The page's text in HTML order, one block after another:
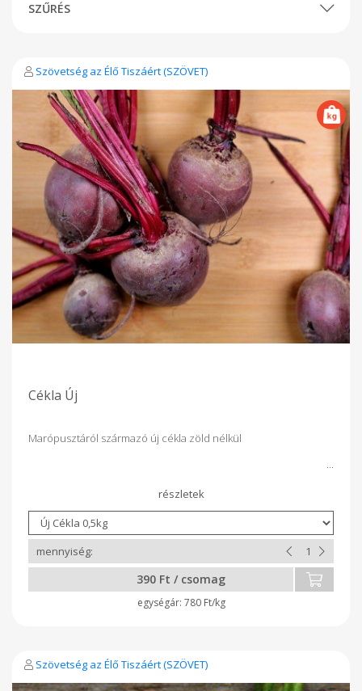
SZŰRÉS
Szövetség az Élő Tiszáért (SZÖVET)
Cékla Új
Marópusztáról származó új cékla zöld nélkül
390 Ft / csomag
780 Ft/kg
Szövetség az Élő Tiszáért (SZÖVET)